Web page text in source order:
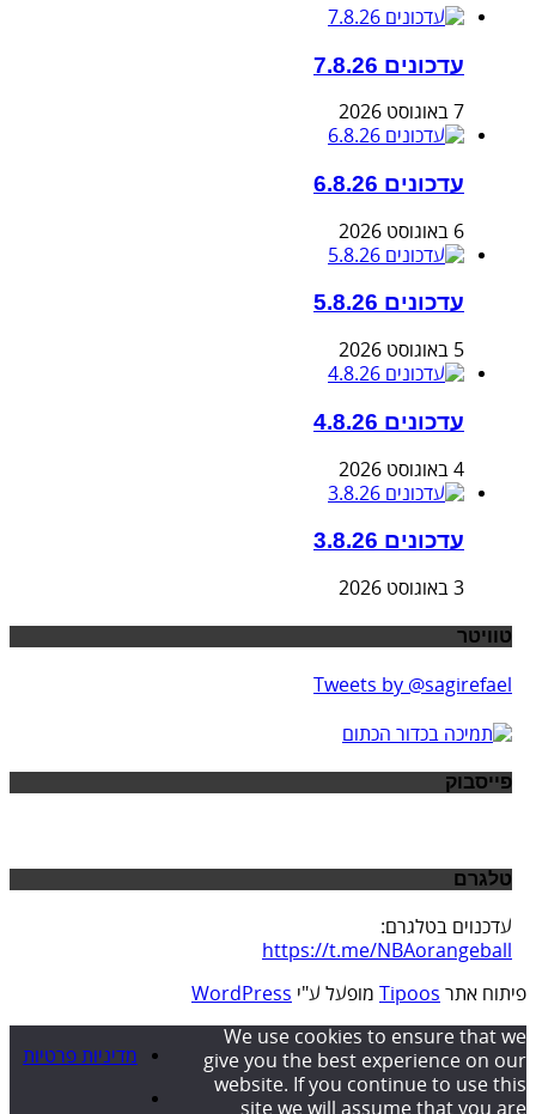
עדכונים 7.8.26
7 באוגוסט 2026
עדכונים 6.8.26
6 באוגוסט 2026
עדכונים 5.8.26
5 באוגוסט 2026
עדכונים 4.8.26
4 באוגוסט 2026
עדכונים 3.8.26
3 באוגוסט 2026
טוויטר
Tweets by @sagirefael
פייסבוק
טלגרם
עדכנוים בטלגרם:
https://t.me/NBAorangeball
פיתוח אתר Tipoos מופעל ע"י WordPress
מדיניות פרטיות
We use cookies to ensure that we
give you the best experience on our
website. If you continue to use this
site we will assume that you are